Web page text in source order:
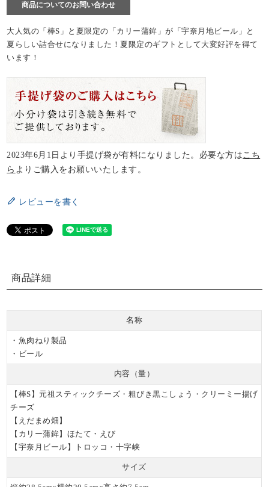
商品についてのお問い合わせ
大人気の「棒S」と夏限定の「カリー蒲鉾」が「宇奈月地ビール」と
夏らしい詰合せになりました！夏限定のギフトとして大変好評を得て
います！
2023年6月1日より手提げ袋が有料になりました。必要な方はこち
ら よりご購入をお願いいたします。
レビューを書く
商品詳細
名称
・魚肉ねり製品
・ビール
内容（量）
【棒S】元祖スティックチーズ・粗びき黒こしょう・クリーミー揚げ
チーズ
【えだまめ畑】
【カリー蒲鉾】ほたて・えび
【宇奈月ビール】トロッコ・十字峡
サイズ